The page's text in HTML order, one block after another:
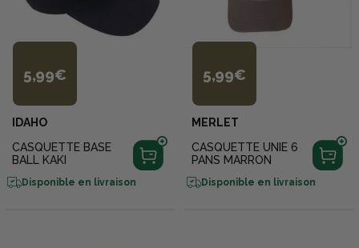
5,99€
IDAHO
CASQUETTE BASE
BALL KAKI
Disponible en livraison
5,99€
MERLET
CASQUETTE UNIE 6
PANS MARRON
Disponible en livraison